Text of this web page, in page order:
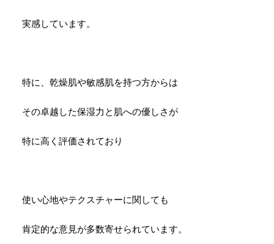
実感しています。
特に、乾燥肌や敏感肌を持つ方からは
その卓越した保湿力と肌への優しさが
特に高く評価されており
使い心地やテクスチャーに関しても
肯定的な意見が多数寄せられています。